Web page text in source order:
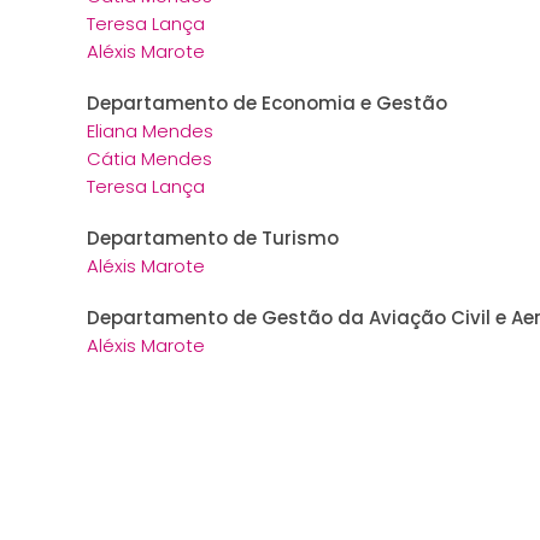
Teresa Lança
Aléxis Marote
Departamento de Economia e Gestão
Eliana Mendes
Cátia Mendes
Teresa Lança
Departamento de Turismo
Aléxis Marote
Departamento de Gestão da Aviação Civil e
Aléxis Marote